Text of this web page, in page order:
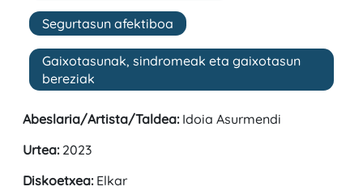
Segurtasun afektiboa
Gaixotasunak, sindromeak eta gaixotasun
bereziak
Abeslaria/Artista/Taldea:Idoia Asurmendi
Urtea:2023
Diskoetxea:Elkar